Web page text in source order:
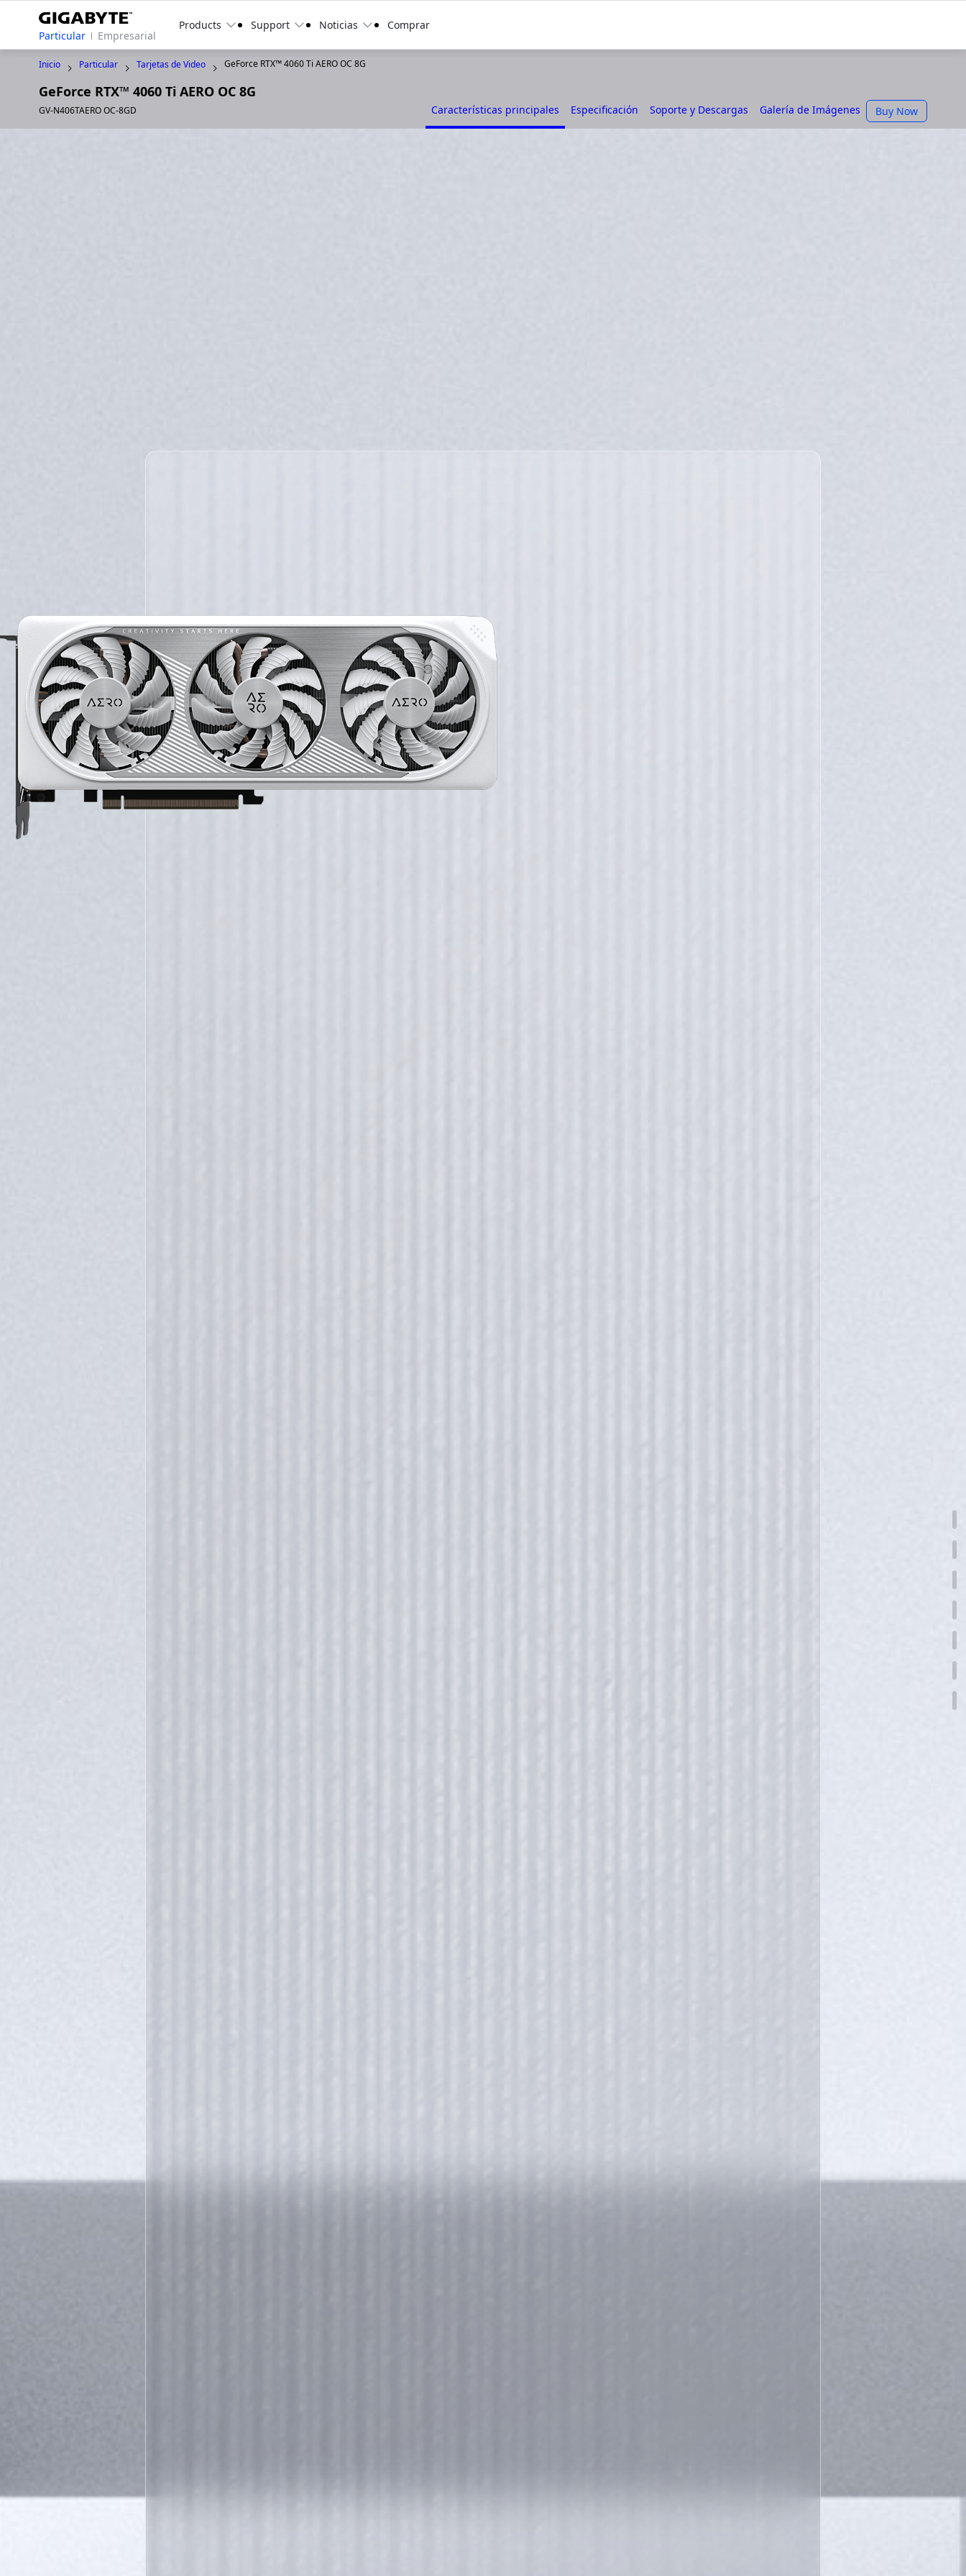
Particular Empresarial
Products Support Noticias Comprar
Inicio Particular Tarjetas de Video GeForce RTX™ 4060 Ti AERO OC 8G
GeForce RTX™ 4060 Ti AERO OC 8G
GV-N406TAERO OC-8GD Características principales Especificación Soporte y Descargas Galería de Imágenes Buy Now